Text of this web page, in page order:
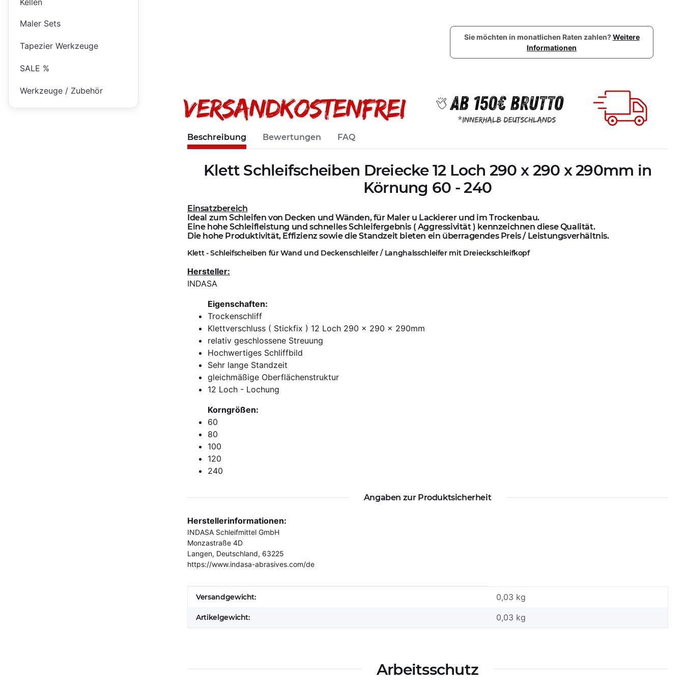
Sie möchten in monatlichen Raten zahlen?Weitere
Informationen
Beschreibung Bewertungen FAQ
Klett Schleifscheiben Dreiecke 12 Loch 290 x 290 x 290mm in
Körnung 60 - 240
Einsatzbereich
Ideal zum Schleifen von Decken und Wänden, für Maler u Lackierer und im Trockenbau.
Eine hohe Schleifleistung und schnelles Schleifergebnis ( Aggressivität ) kennzeichnen diese Qualität.
Die hohe Produktivität, Effizienz sowie die Standzeit bieten ein überragendes Preis / Leistungsverhältnis.
Klett - Schleifscheiben für Wand und Deckenschleifer / Langhalsschleifer mit Dreieckschleifkopf
Hersteller:
INDASA
Eigenschaften:
Trockenschliff
Klettverschluss ( Stickfix ) 12 Loch 290 x 290 x 290mm
relativ geschlossene Streuung
Hochwertiges Schliffbild
Sehr lange Standzeit
gleichmäßige Oberflächenstruktur
12 Loch - Lochung
Korngrößen:
60
80
100
120
240
Angaben zur Produktsicherheit
Herstellerinformationen:
INDASA Schleifmittel GmbH
Monzastraße 4D
Langen, Deutschland, 63225
https://www.indasa-abrasives.com/de
Produkteigenschaft
Wert
Versandgewicht: 0,03 kg
Artikelgewicht: 0,03 kg
Arbeitsschutz
Maler Sets
Tapezier Werkzeuge
SALE %
Werkzeuge / Zubehör